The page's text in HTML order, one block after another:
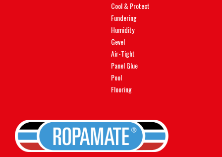
Cool & Protect
Fundering
Humidity
Gevel
Air-Tight
Panel Glue
Pool
Flooring